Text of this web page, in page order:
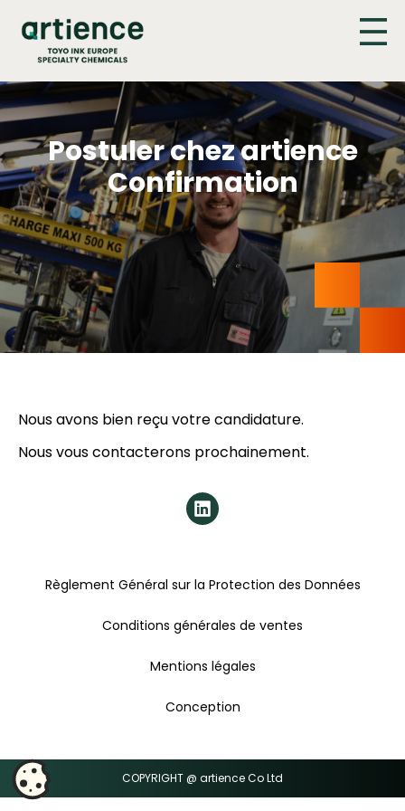
Postuler chez artience
Confirmation
Nous avons bien reçu votre candidature.
Nous vous contacterons prochainement.
Règlement Général sur la Protection des Données
Conditions générales de ventes
Mentions légales
Conception
COPYRIGHT @ artience Co Ltd